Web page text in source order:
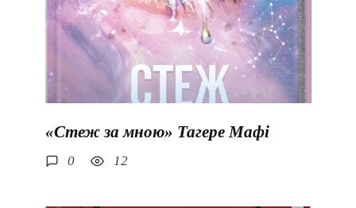
«Стеж за мною» Тагере Мафі
0 12